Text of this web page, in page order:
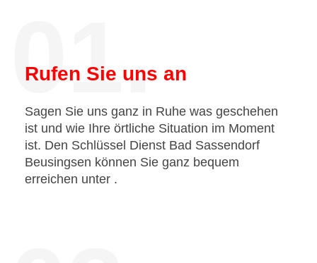
01.
Rufen Sie uns an
Sagen Sie uns ganz in Ruhe was geschehen
ist und wie Ihre örtliche Situation im Moment
ist. Den Schlüssel Dienst Bad Sassendorf
Beusingsen können Sie ganz bequem
erreichen unter .